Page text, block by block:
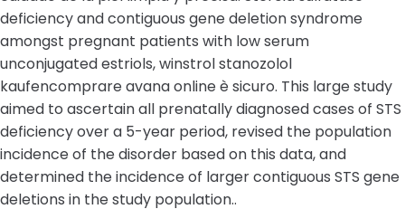
deficiency and contiguous gene deletion syndrome
amongst pregnant patients with low serum
unconjugated estriols, winstrol stanozolol
kaufencomprare avana online è sicuro. This large study
aimed to ascertain all prenatally diagnosed cases of STS
deficiency over a 5-year period, revised the population
incidence of the disorder based on this data, and
determined the incidence of larger contiguous STS gene
deletions in the study population..